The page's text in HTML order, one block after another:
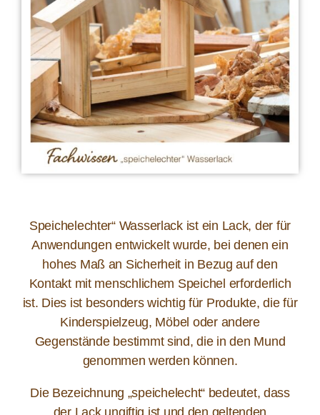
Speichelechter“ Wasserlack ist ein Lack, der für
Anwendungen entwickelt wurde, bei denen ein
hohes Maß an Sicherheit in Bezug auf den
Kontakt mit menschlichem Speichel erforderlich
ist. Dies ist besonders wichtig für Produkte, die für
Kinderspielzeug, Möbel oder andere
Gegenstände bestimmt sind, die in den Mund
genommen werden können.
Die Bezeichnung „speichelecht“ bedeutet, dass